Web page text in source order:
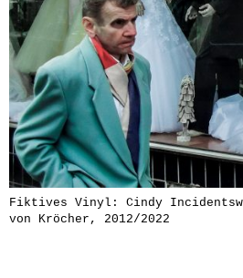
Fiktives Vinyl: Cindy
von Kröcher, 2012/2022